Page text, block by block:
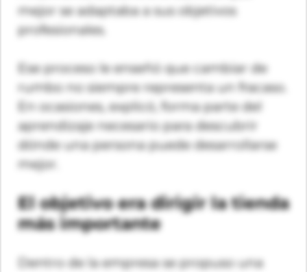
mejor se adaptaba a sus objetivos
profesionales.
Ese proceso le enseñó que cambiar de
rumbo no siempre representa un fracaso.
En ocasiones, explicó, forma parte del
aprendizaje necesario para descubrir
dónde una persona puede desarrollarse
mejor.
El objetivo era dirigir la tienda
más importante
Dentro de la empresa se propuso una